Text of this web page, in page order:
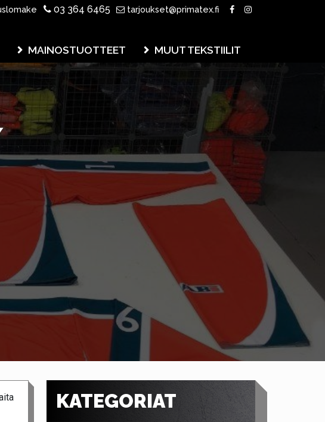
03 364 6465 tarjoukset@primatex.fi
MAINOSTUOTTEET MUUT TEKSTIILIT
KATEGORIAT